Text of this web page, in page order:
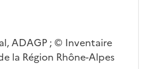
ADAGP ; © Inventaire
la Région Rhône-Alpes